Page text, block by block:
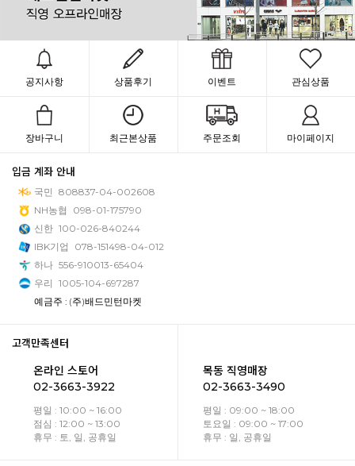
공지사항 상품후기 이벤트 관심상품
장바구니 최근본상품 주문조회 마이페이지
입금 계좌 안내
국민 808837-04-002608
NH농협
098-01-175790
신한 100-026-840244
IBK기업
078-151498-04-012
하나 556-910013-65404
우리 1005-104-697287
예금주 : (주)배드민턴마켓
고객만족센터
온라인 스토어
02-3663-3922
평일 : 10:00 ~ 16:00
점심 : 12:00 ~ 13:00
휴무 : 토, 일, 공휴일
목동 직영매장
02-3663-3490
평일 : 09:00 ~ 18:00
토요일 : 09:00 ~ 17:00
휴무 : 일, 공휴일